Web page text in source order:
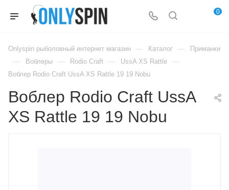
0
Onlyspin рыболовный интернет магазин — Каталог — Приманки
— Воблеры — Rodio Craft — UssA XS Rattle —
Воблер Rodio Craft UssA XS Rattle 19 19 Nobu
Воблер Rodio Craft UssA
XS Rattle 19 19 Nobu